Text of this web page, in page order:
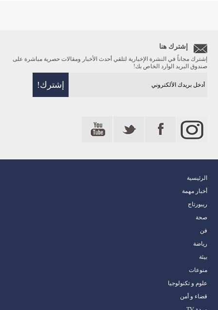
إشترك هنا
إشترك مجاناً في النشرة الإخبارية لتلقي أحدث الأخبار ومقالات حصرية مباشرة على
صندوق البريد الوارد الخاص بك!
الرئيسية
أخبار مهمة
ريبورتاج
صحة
فن
رياضة
بيئة
منوعات
علوم و تكنولوجيا
قضاء و أمن